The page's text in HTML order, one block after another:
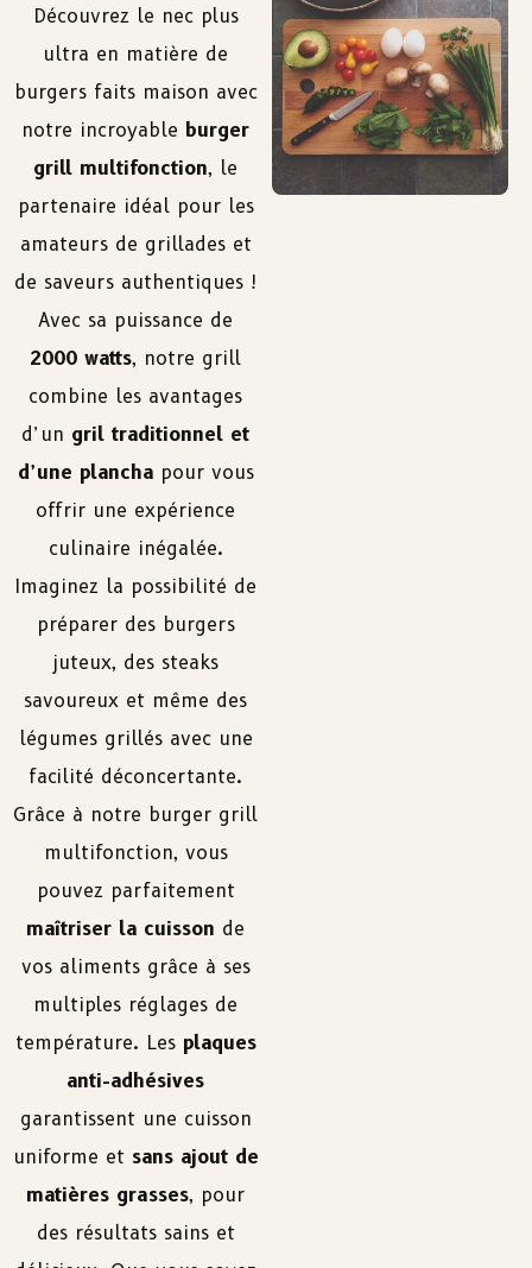
Découvrez le nec plus
ultra en matière de
burgers faits maison avec
notre incroyable burger
grill multifonction, le
partenaire idéal pour les
amateurs de grillades et
de saveurs authentiques !
Avec sa puissance de
2000 watts, notre grill
combine les avantages
d’un gril traditionnel et
d’une planchapour vous
offrir une expérience
culinaire inégalée.
Imaginez la possibilité de
préparer des burgers
juteux, des steaks
savoureux et même des
légumes grillés avec une
facilité déconcertante.
Grâce à notre burger grill
multifonction, vous
pouvez parfaitement
maîtriser la cuisson de
vos aliments grâce à ses
multiples réglages de
température. Les plaques
anti-adhésives
garantissent une cuisson
uniforme et sans ajout de
matières grasses, pour
des résultats sains et